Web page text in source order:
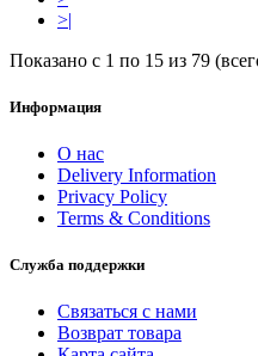
>|
Показано с 1 по 15 из 79
Информация
О нас
Delivery Information
Privacy Policy
Terms & Conditions
Служба поддержки
Связаться с нами
Возврат товара